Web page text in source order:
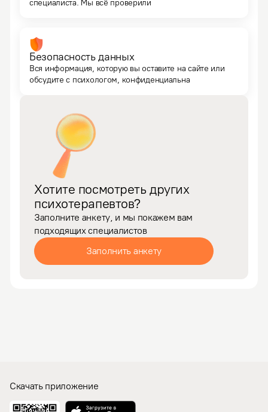
специалиста. Мы всё проверили
Безопасность данных
Вся информация, которую вы оставите на сайте или
обсудите с психологом, конфиденциальна
Хотите посмотреть других
психотерапевтов?
Заполните анкету, и мы покажем вам
подходящих специалистов
Заполнить анкету
Скачать приложение